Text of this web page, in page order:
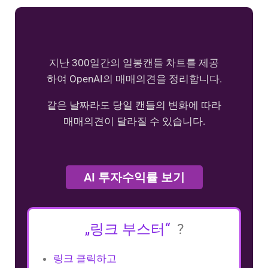
지난 300일간의 일봉캔들 차트를 제공
하여 OpenAI의 매매의견을 정리합니다.
같은 날짜라도 당일 캔들의 변화에 따라
매매의견이 달라질 수 있습니다.
AI 투자수익률 보기
„링크 부스터“ ?
링크 클릭하고